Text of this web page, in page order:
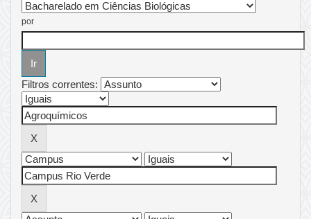
por
Filtros correntes: